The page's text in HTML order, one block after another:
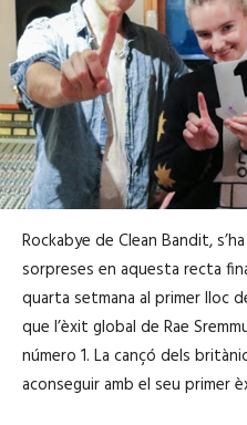
Rockabye de Clean Bandit,
sorpreses en aquesta recta
quarta setmana al primer lloc
que l’èxit global de Rae
número 1. La cançó dels
aconseguir amb el seu primer